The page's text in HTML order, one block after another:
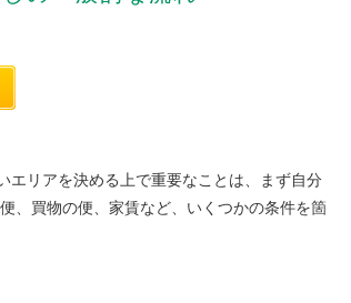
エリアを決める上で重要なことは、まず自分
、買物の便、家賃など、いくつかの条件を箇